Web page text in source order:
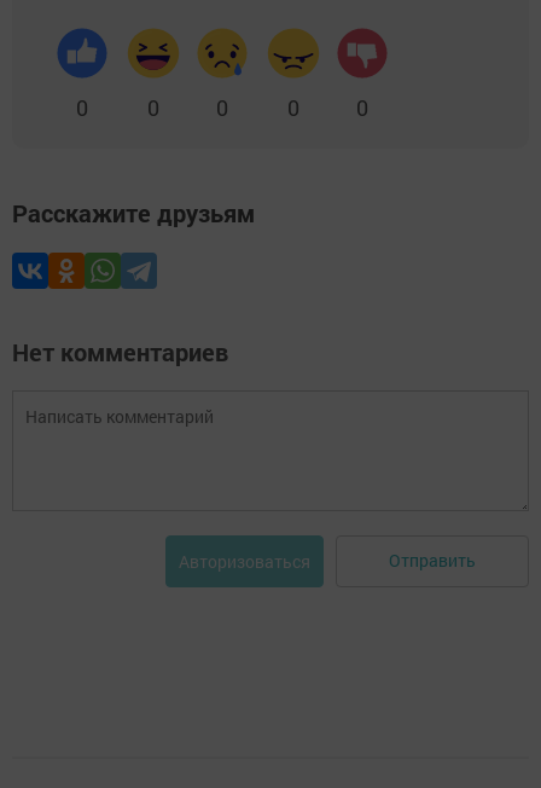
0 0 0 0 0
Расскажите друзьям
Нет комментариев
Авторизоваться Отправить